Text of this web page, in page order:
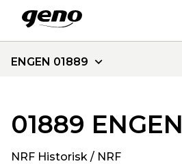
ENGEN 01889
01889 ENGEN
NRF Historisk / NRF